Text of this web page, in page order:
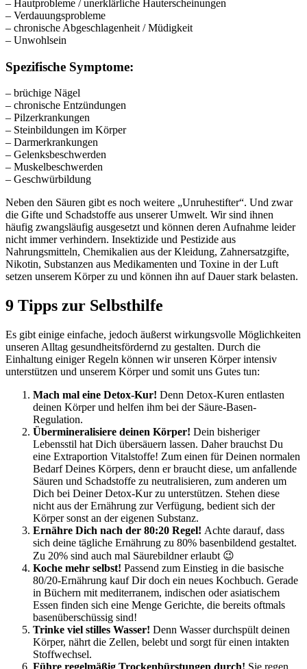
– Hautprobleme / unerklärliche Hauterscheinungen
– Verdauungsprobleme
– chronische Abgeschlagenheit / Müdigkeit
– Unwohlsein
Spezifische Symptome:
– brüchige Nägel
– chronische Entzündungen
– Pilzerkrankungen
– Steinbildungen im Körper
– Darmerkrankungen
– Gelenksbeschwerden
– Muskelbeschwerden
– Geschwürbildung
Neben den Säuren gibt es noch weitere „Unruhestifter“. Und zwar
die Gifte und Schadstoffe aus unserer Umwelt. Wir sind ihnen
häufig zwangsläufig ausgesetzt und können deren Aufnahme leider
nicht immer verhindern. Insektizide und Pestizide aus
Nahrungsmitteln, Chemikalien aus der Kleidung, Zahnersatzgifte,
Nikotin, Substanzen aus Medikamenten und Toxine in der Luft
setzen unserem Körper zu und können ihn auf Dauer stark belasten.
9 Tipps zur Selbsthilfe
Es gibt einige einfache, jedoch äußerst wirkungsvolle Möglichkeiten
unseren Alltag gesundheitsfördernd zu gestalten. Durch die
Einhaltung einiger Regeln können wir unseren Körper intensiv
unterstützen und unserem Körper und somit uns Gutes tun:
Mach mal eine Detox-Kur! Denn Detox-Kuren entlasten
deinen Körper und helfen ihm bei der Säure-Basen-
Regulation.
Übermineralisiere deinen Körper! Dein bisheriger
Lebensstil hat Dich übersäuern lassen. Daher brauchst Du
eine Extraportion Vitalstoffe! Zum einen für Deinen normalen
Bedarf Deines Körpers, denn er braucht diese, um anfallende
Säuren und Schadstoffe zu neutralisieren, zum anderen um
Dich bei Deiner Detox-Kur zu unterstützen. Stehen diese
nicht aus der Ernährung zur Verfügung, bedient sich der
Körper sonst an der eigenen Substanz.
Ernähre Dich nach der 80:20 Regel! Achte darauf, dass
sich deine tägliche Ernährung zu 80% basenbildend gestaltet.
Zu 20% sind auch mal Säurebildner erlaubt 😉
Koche mehr selbst! Passend zum Einstieg in die basische
80/20-Ernährung kauf Dir doch ein neues Kochbuch. Gerade
in Büchern mit mediterranem, indischen oder asiatischem
Essen finden sich eine Menge Gerichte, die bereits oftmals
basenüberschüssig sind!
Trinke viel stilles Wasser! Denn Wasser durchspült deinen
Körper, nährt die Zellen, belebt und sorgt für einen intakten
Stoffwechsel.